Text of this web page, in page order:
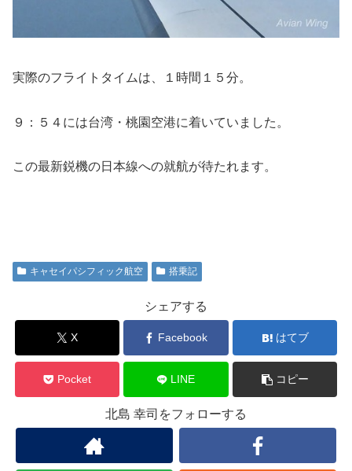
実際のフライトタイムは、１時間１５分。
９：５４には台湾・桃園空港に着いていました。
この最新鋭機の日本線への就航が待たれます。
キャセイパシフィック航空 搭乗記
シェアする
X Facebook はてブ
Pocket LINE コピー
北島 幸司をフォローする